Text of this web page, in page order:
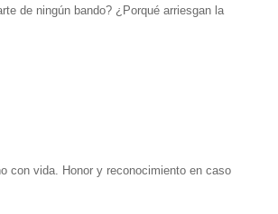
de ningún bando? ¿Porqué arriesgan la
con vida. Honor y reconocimiento en caso